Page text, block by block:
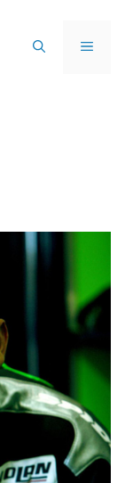
MENU